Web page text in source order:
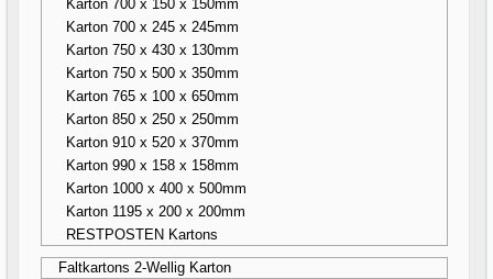
Karton 700 x 150 x 150mm
Karton 700 x 245 x 245mm
Karton 750 x 430 x 130mm
Karton 750 x 500 x 350mm
Karton 765 x 100 x 650mm
Karton 850 x 250 x 250mm
Karton 910 x 520 x 370mm
Karton 990 x 158 x 158mm
Karton 1000 x 400 x 500mm
Karton 1195 x 200 x 200mm
RESTPOSTEN Kartons
Faltkartons 2-Wellig Karton